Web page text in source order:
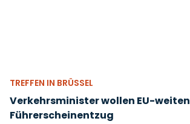
TREFFEN IN BRÜSSEL
Verkehrsminister wollen EU-weiten
Führerscheinentzug